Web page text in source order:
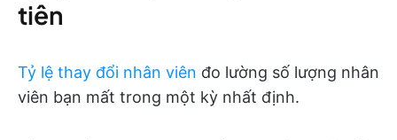
tiên
Tỷ lệ thay đổi nhân viên đo lường số lượng nhân
viên bạn mất trong một kỳ nhất định.